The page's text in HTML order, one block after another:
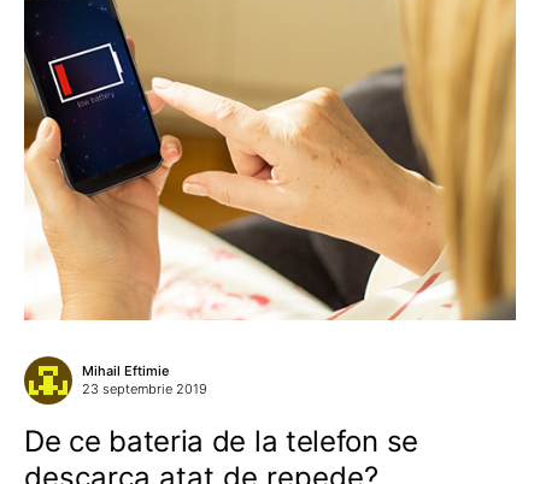
Mihail Eftimie
23 septembrie 2019
De ce bateria de la telefon se
descarca atat de repede?